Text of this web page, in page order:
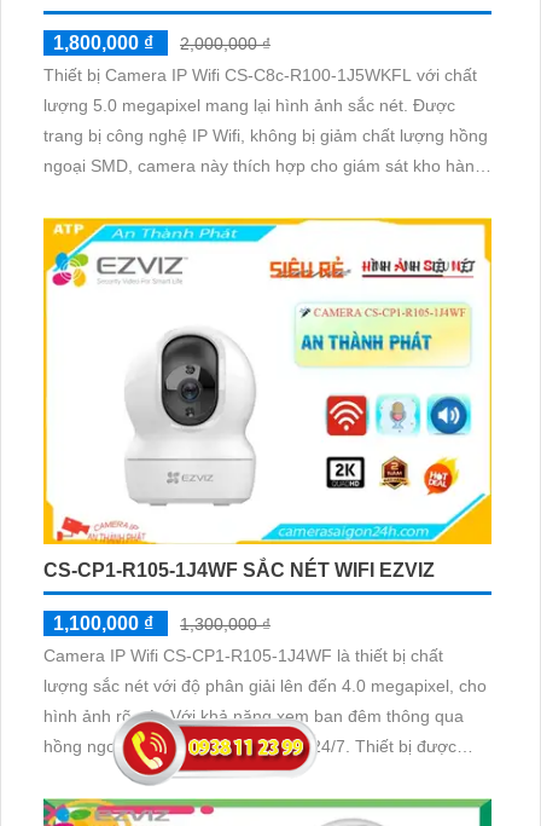
CAMERA WIFI EZVIZ CS-C8C-R100-1J5WKFL
2,000,000 ₫
Thiết bị Camera IP Wifi CS-C8c-R100-1J5WKFL với chất
lượng 5.0 megapixel mang lại hình ảnh sắc nét. Được
trang bị công nghệ IP Wifi, không bị giảm chất lượng hồng
ngoại SMD, camera này thích hợp cho giám sát kho hàng
và các công trình rộng. Với khả năng xem ban đêm, chế
độ hồng ngoại 30m, và khả năng quay 360 độ, camera
này mang lại khả năng giám sát hiệu quả